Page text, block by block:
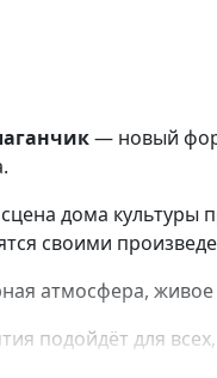
— новый
дома культуры
своими
атмосфера,
подойдёт для